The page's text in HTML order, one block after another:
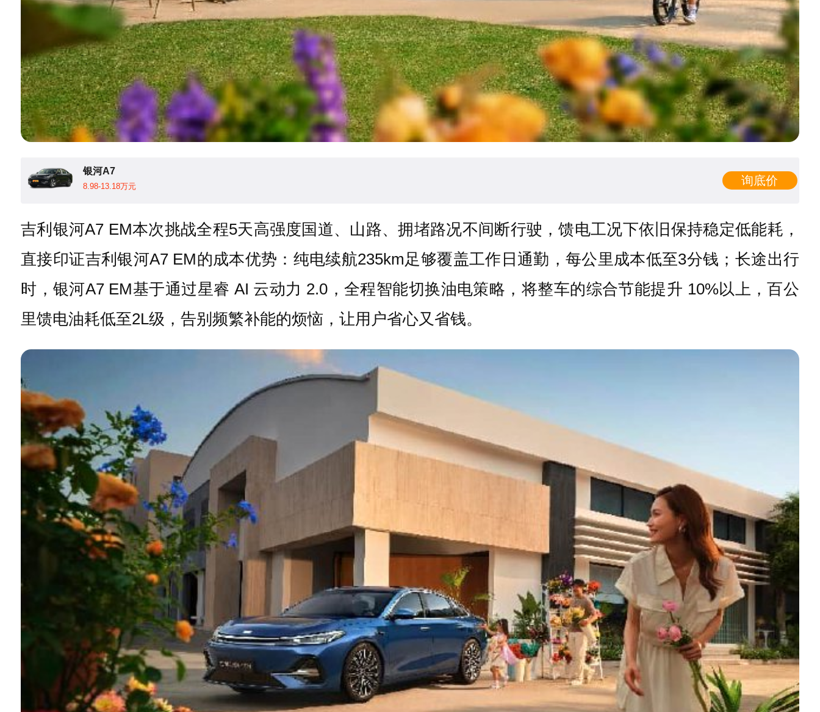
银河A7
8.98-13.18万元 询底价
吉利银河A7 EM本次挑战全程5天高强度国道、山路、拥堵路况不间断行驶，馈电工况下依旧保持稳定低能耗，
直接印证吉利银河A7 EM的成本优势：纯电续航235km足够覆盖工作日通勤，每公里成本低至3分钱；长途出行
时，银河A7 EM基于通过星睿 AI 云动力 2.0，全程智能切换油电策略，将整车的综合节能提升 10%以上，百公
里馈电油耗低至2L级，告别频繁补能的烦恼，让用户省心又省钱。